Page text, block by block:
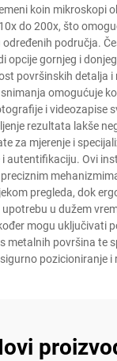
koin mikroskopi
do 200x, što
područja.
opcije gornjeg i
površinskih detalja i
omogućuje
i videozapise
rezultata lakše
za mjerenje i
autentifikaciju. Ovi
pregleda, dok
u dužem
mogu uključivati
metalnih površina te
pozicioniranje i